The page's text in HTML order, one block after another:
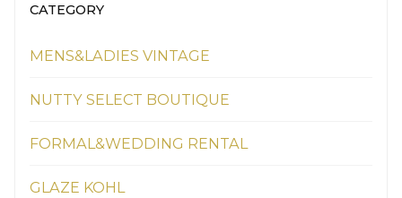
CATEGORY
MENS&LADIES VINTAGE
NUTTY SELECT BOUTIQUE
FORMAL&WEDDING RENTAL
GLAZE KOHL